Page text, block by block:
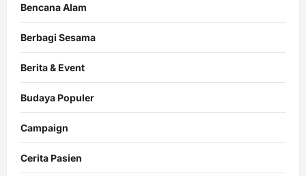
Bencana Alam
Berbagi Sesama
Berita & Event
Budaya Populer
Campaign
Cerita Pasien